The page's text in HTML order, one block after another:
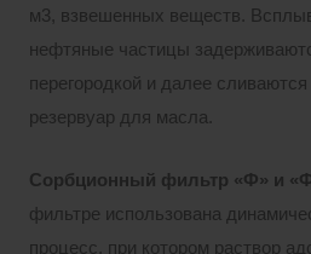
м3, взвешенных веществ.
нефтяные частицы
перегородкой и далее
резервуар для масла.
Сорбционный фильтр «Ф» и
фильтре использована
процесс, при котором раствор